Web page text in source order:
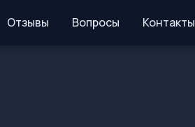
Отзывы Вопросы Контакты